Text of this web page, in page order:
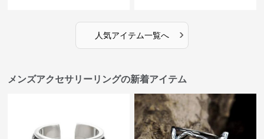
人気アイテム一覧へ ›
メンズアクセサリーリングの新着アイテム